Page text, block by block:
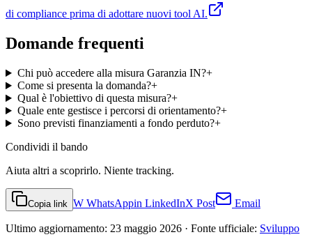
di compliance prima di adottare nuovi tool AI.
Domande frequenti
Chi può accedere alla misura Garanzia IN?+
Come si presenta la domanda?+
Qual è l'obiettivo di questa misura?+
Quale ente gestisce i percorsi di orientamento?+
Sono previsti finanziamenti a fondo perduto?+
Condividi il bando
Aiuta altri a scoprirlo. Niente tracking.
Copia link W WhatsAppin LinkedInX Post Email
Ultimo aggiornamento: 23 maggio 2026 · Fonte ufficiale: Sviluppo